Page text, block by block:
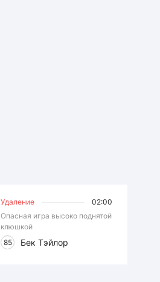
Удаление
02:00
Опасная игра высоко поднятой
клюшкой
85
Бек Тэйлор